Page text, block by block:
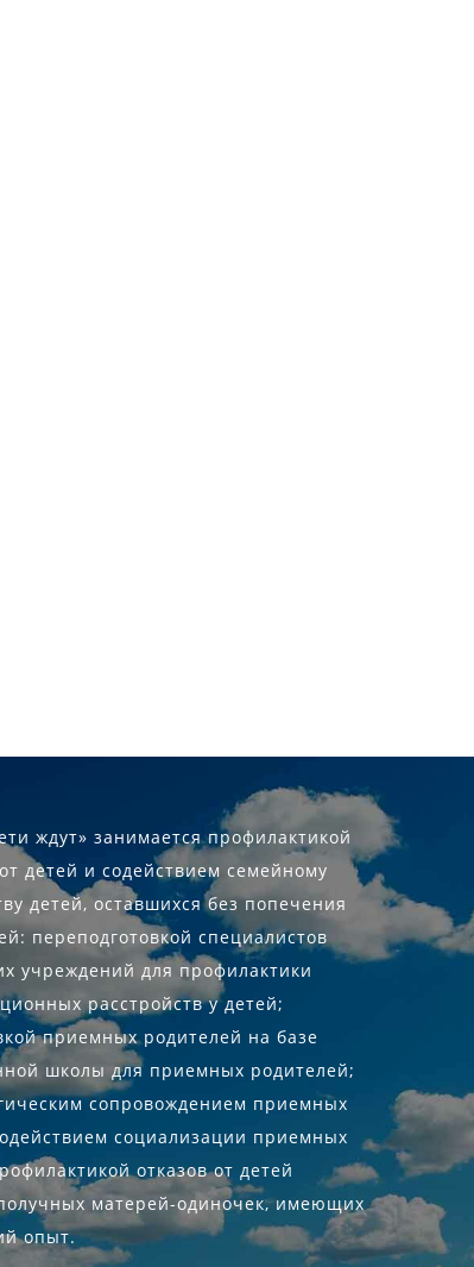
ждут» занимается профилактикой
детей и содействием семейному
детей, оставшихся без попечения
переподготовкой специалистов
учреждений для профилактики
расстройств у детей;
приемных родителей на базе
школы для приемных родителей;
сопровождением приемных
социализации приемных
отказов от детей
матерей-одиночек, имеющих
опыт.